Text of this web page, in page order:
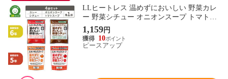
LLヒートレス 温めずにおいしい 野菜カレ
ー 野菜シチュー オニオンスープ トマトス
ープ 4種 各1袋セット 非常食セット レトル
トカレー レトルト食品 非常食 長期保存 備
蓄品 常温保存 ハウス (メール便1セットま
1,159円
10
ピースアップ